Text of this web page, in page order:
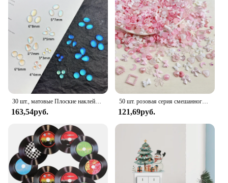
30 шт., матовые Плоские наклейки для ногтей
163,54руб.
50 шт. розовая серия смешанного дизайна 3D акриловые украшения для ногтей шармы изысканные акриловые украшения кавайные аксессуары для ногтей «сделай сам»
121,69руб.